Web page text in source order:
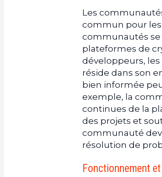
Les
commun pour les
communautés se
plateformes de
développeurs,
réside dans son
bien informée
exemple, la
continues de la
des projets et
communauté
résolution de
Fonctionnement